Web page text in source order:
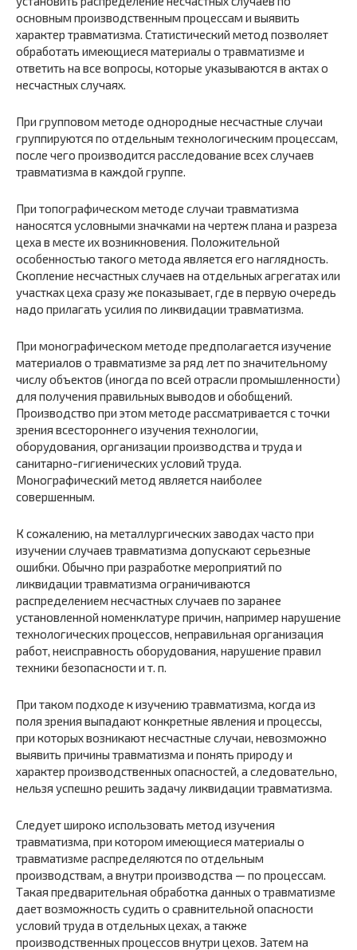
основным производственным процессам и выявить
характер травматизма. Статистический метод позволяет
обработать имеющиеся материалы о травматизме и
ответить на все вопросы, которые указываются в актах о
несчастных случаях.
При групповом методе однородные несчастные случаи
группируются по отдельным технологическим процессам,
после чего производится расследование всех случаев
травматизма в каждой группе.
При топографическом методе случаи травматизма
наносятся условными значками на чертеж плана и разреза
цеха в месте их возникновения. Положительной
особенностью такого метода является его наглядность.
Скопление несчастных случаев на отдельных агрегатах или
участках цеха сразу же показывает, где в первую очередь
надо прилагать усилия по ликвидации травматизма.
При монографическом методе предполагается изучение
материалов о травматизме за ряд лет по значительному
числу объектов (иногда по всей отрасли промышленности)
для получения правильных выводов и обобщений.
Производство при этом методе рассматривается с точки
зрения всестороннего изучения технологии,
оборудования, организации производства и труда и
санитарно-гигиенических условий труда.
Монографический метод является наиболее
совершенным.
К сожалению, на металлургических заводах часто при
изучении случаев травматизма допускают серьезные
ошибки. Обычно при разработке мероприятий по
ликвидации травматизма ограничиваются
распределением несчастных случаев по заранее
установленной номенклатуре причин, например нарушение
технологических процессов, неправильная организация
работ, неисправность оборудования, нарушение правил
техники безопасности и т. п.
При таком подходе к изучению травматизма, когда из
поля зрения выпадают конкретные явления и процессы,
при которых возникают несчастные случаи, невозможно
выявить причины травматизма и понять природу и
характер производственных опасностей, а следовательно,
нельзя успешно решить задачу ликвидации травматизма.
Следует широко использовать метод изучения
травматизма, при котором имеющиеся материалы о
травматизме распределяются по отдельным
производствам, а внутри производства — по процессам.
Такая предварительная обработка данных о травматизме
дает возможность судить о сравнительной опасности
условий труда в отдельных цехах, а также
производственных процессов внутри цехов. Затем на